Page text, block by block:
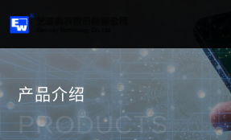
产品介绍
PRODUCTS